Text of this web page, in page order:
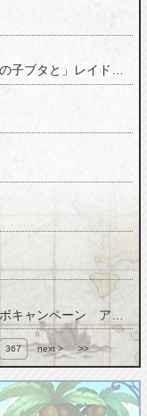
期間限定イベント「大食いオオカミと３匹の子ブタと」レイドボスイベント開始！
367 next > >>